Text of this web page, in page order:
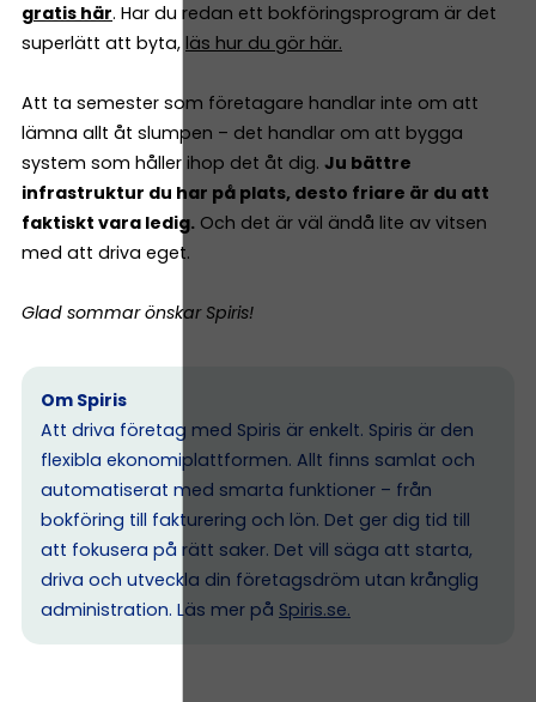
gratis här. Har du redan ett bokföringsprogram är det
superlätt att byta, läs hur du gör här.
Att ta semester som företagare handlar inte om att
lämna allt åt slumpen – det handlar om att bygga
system som håller ihop det åt dig. Ju bättre
infrastruktur du har på plats, desto friare är du att
faktiskt vara ledig. Och det är väl ändå lite av vitsen
med att driva eget.
Glad sommar önskar Spiris!
Om Spiris
Att driva företag med Spiris är enkelt. Spiris är den
flexibla ekonomiplattformen. Allt finns samlat och
automatiserat med smarta funktioner – från
bokföring till fakturering och lön. Det ger dig tid till
att fokusera på rätt saker. Det vill säga att starta,
driva och utveckla din företagsdröm utan krånglig
administration. Läs mer på Spiris.se.